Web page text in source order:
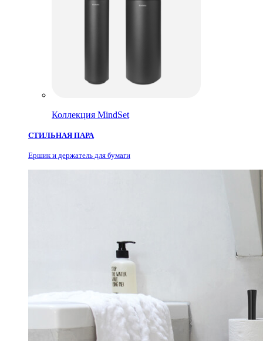
Коллекция MindSet
СТИЛЬНАЯ ПАРА
Ершик и держатель для бумаги